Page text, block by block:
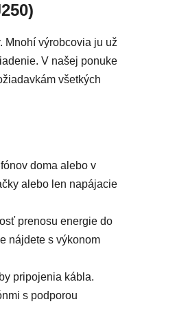
Mnohí výrobcovia ju už
V našej ponuke
všetkých
doma alebo v
alebo len napájacie
prenosu energie do
nájdete s výkonom
pripojenia kábla.
s podporou